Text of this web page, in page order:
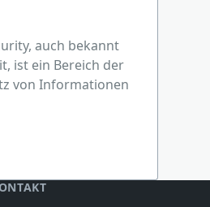
auch bekannt
ist ein Bereich der
von Informationen